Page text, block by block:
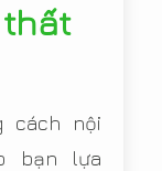
cách nội
bạn lựa